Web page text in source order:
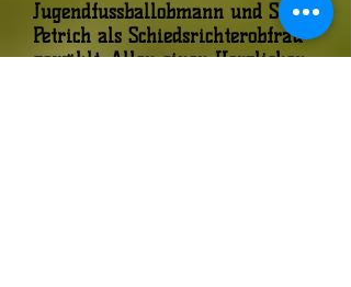
Jugendfussballobmann und Stella
Petrich als Schiedsrichterobfrau
gewählt. Allen einen Herzlichen